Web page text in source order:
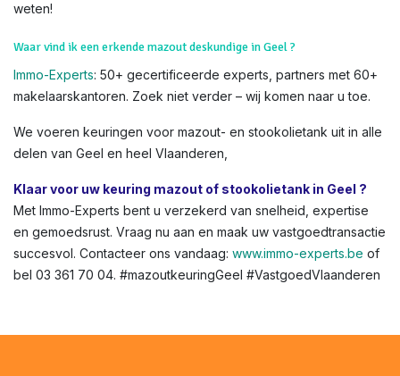
weten!
Waar vind ik een erkende mazout deskundige in Geel ?
Immo-Experts: 50+ gecertificeerde experts, partners met 60+
makelaarskantoren. Zoek niet verder – wij komen naar u toe.
We voeren keuringen voor mazout- en stookolietank uit in alle
delen van Geel en heel Vlaanderen,
Klaar voor uw keuring mazout of stookolietank in Geel ?
Met Immo-Experts bent u verzekerd van snelheid, expertise
en gemoedsrust. Vraag nu aan en maak uw vastgoedtransactie
succesvol. Contacteer ons vandaag: www.immo-experts.be of
bel 03 361 70 04. #mazoutkeuringGeel #VastgoedVlaanderen